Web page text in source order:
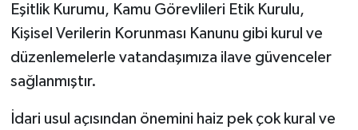
Eşitlik Kurumu, Kamu Görevlileri Etik Kurulu,
Kişisel Verilerin Korunması Kanunu gibi kurul ve
düzenlemelerle vatandaşımıza ilave güvenceler
sağlanmıştır.
İdari usul açısından önemini haiz pek çok kural ve